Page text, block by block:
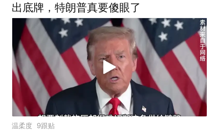
出底牌，特朗普真要傻眼了
温柔度 9跟贴